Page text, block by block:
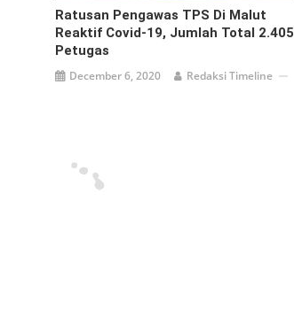
Ratusan Pengawas TPS Di Malut
Reaktif Covid-19, Jumlah Total 2.405
Petugas
December 6, 2020 Redaksi Timeline